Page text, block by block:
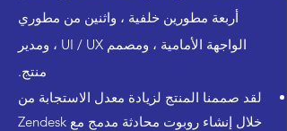
أربعة مطورين خلفية ، واثنين من مطوري
الواجهة الأمامية ، ومصمم UI / UX ، ومدير
منتج.
لقد صممنا المنتج لزيادة معدل الاستجابة من
خلال إنشاء روبوت محادثة مدمج مع Zendesk